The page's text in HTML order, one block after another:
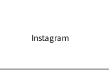
`
Instagram